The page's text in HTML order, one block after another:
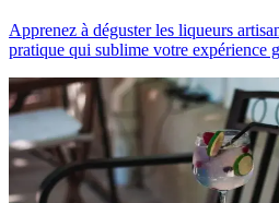
Apprenez à déguster les liqueurs
pratique qui sublime votre expérience